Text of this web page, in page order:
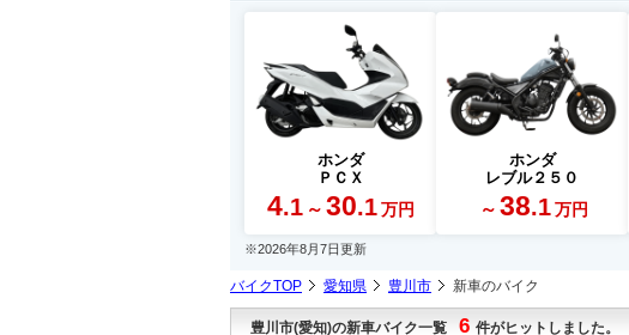
ホンダ
ＰＣＸ
4.1 ～ 30.1 万円
ホンダ
レブル２５０
～ 38.1 万円
※2026年8月7日更新
バイクTOP 愛知県 豊川市 新車のバイク
豊川市(愛知)の新車バイク一覧 6 件がヒットしました。